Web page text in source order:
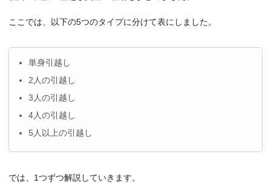
ここでは、以下の5つのタイプに分けて表にしました。
単身引越し
2人の引越し
3人の引越し
4人の引越し
5人以上の引越し
では、1つずつ解説していきます。